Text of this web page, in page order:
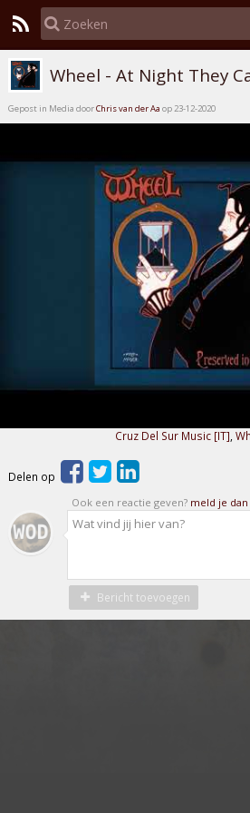
Wheel - At Night They
Gepost in Media doorChris van der Aa op 23-12-2020
Cruz Del Sur Music [IT]
Delen op
Ook een reactie geven? meld je dan
Bericht toevoegen